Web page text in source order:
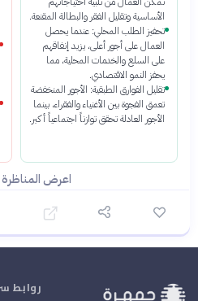
الأساسية وتقليل الفقر والبطالة المقنعة.
تحفيز الطلب المحلي: عندما يحصل
العمال على أجور أعلى، يزيد إنفاقهم
على السلع والخدمات المحلية، مما
يحفز النمو الاقتصادي.
تقليل الفوارق الطبقية: الأجور المنخفضة
تعمق الفجوة بين الأغنياء والفقراء، بينما
الأجور العادلة تحقق توازناً اجتماعياً أكبر.
اعرض
روابط